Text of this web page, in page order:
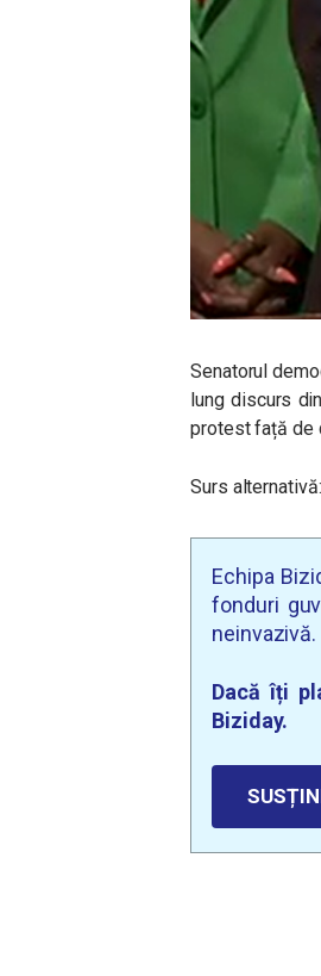
Senatorul
lung discurs
protest față de
Surs alternativă:
Echipa
fonduri
neinvazivă.
Dacă îți
Biziday.